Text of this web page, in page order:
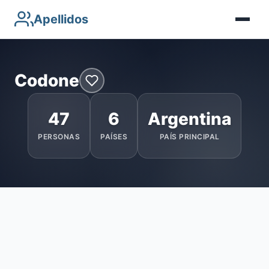
Apellidos
Codone
47
PERSONAS
6
PAÍSES
Argentina
PAÍS PRINCIPAL